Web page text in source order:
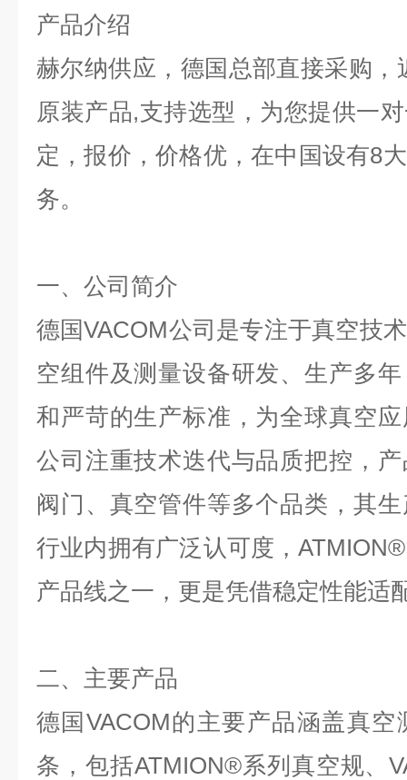
产品介绍
赫尔纳供应，德国总部直接采购，
原装产品,支持选型，为您提供一
定，报价，价格优，在中国设有8
务。
一、公司简介
德国VACOM公司是专注于真空技
空组件及测量设备研发、生产多
和严苛的生产标准，为全球真空
公司注重技术迭代与品质把控，
阀门、真空管件等多个品类，其
行业内拥有广泛认可度，
产品线之一，更是凭借稳定性能适
二、主要产品
德国 VACOM的主要产品涵盖真空
条，包括ATMION®系列真空规、